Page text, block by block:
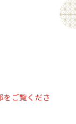
中身が見える
ご覧くださ